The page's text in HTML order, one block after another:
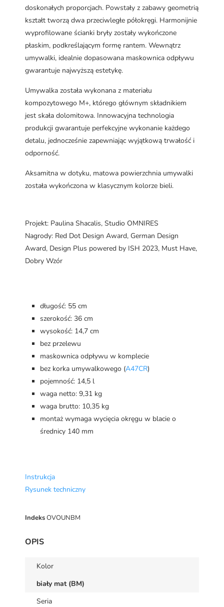
doskonałych proporcjach. Powstały z zabawy geometrią
kształt tworzą dwa przeciwległe półokręgi. Harmonijnie
wyprofilowane ścianki bryły zostały wykończone
płaskim, podkreślającym formę rantem. Wewnątrz
umywalki, idealnie dopasowana maskownica odpływu
gwarantuje najwyższą estetykę.
Umywalka została wykonana z materiału
kompozytowego M+, którego głównym składnikiem
jest skała dolomitowa. Innowacyjna technologia
produkcji gwarantuje perfekcyjne wykonanie każdego
detalu, jednocześnie zapewniając wyjątkową trwałość i
odporność.
Aksamitna w dotyku, matowa powierzchnia umywalki
została wykończona w klasycznym kolorze bieli.
Projekt: Paulina Shacalis, Studio OMNIRES
Nagrody: Red Dot Design Award, German Design
Award, Design Plus powered by ISH 2023, Must Have,
Dobry Wzór
długość: 55 cm
szerokość: 36 cm
wysokość: 14,7 cm
bez przelewu
maskownica odpływu w komplecie
bez korka umywalkowego (A47CR)
pojemność: 14,5 l
waga netto: 9,31 kg
waga brutto: 10,35 kg
montaż wymaga wycięcia okręgu w blacie o
średnicy 140 mm
Instrukcja
Rysunek techniczny
IndeksOVOUNBM
OPIS
Kolor
biały mat (BM)
Seria